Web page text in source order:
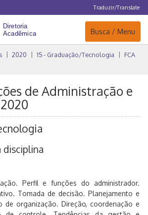
Traduzir/Translate
Navegação
Busca / Menu
2020 1S - Graduação/Tecnologia
FCA
de Administração e
disciplina
Perfil e funções do administrador.
Tomada de decisão. Planejamento e
de organização. Direção, coordenação e